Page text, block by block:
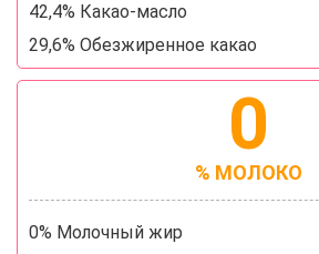
42,4% Какао-масло
29,6% Обезжиренное какао
0
% МОЛОКО
0% Молочный жир